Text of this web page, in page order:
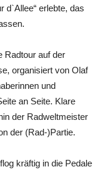
d`Allee“ erlebte, das
Radtour auf der
organisiert von Olaf
und
an Seite. Klare
der Radweltmeister
der (Rad-)Partie.
kräftig in die Pedale